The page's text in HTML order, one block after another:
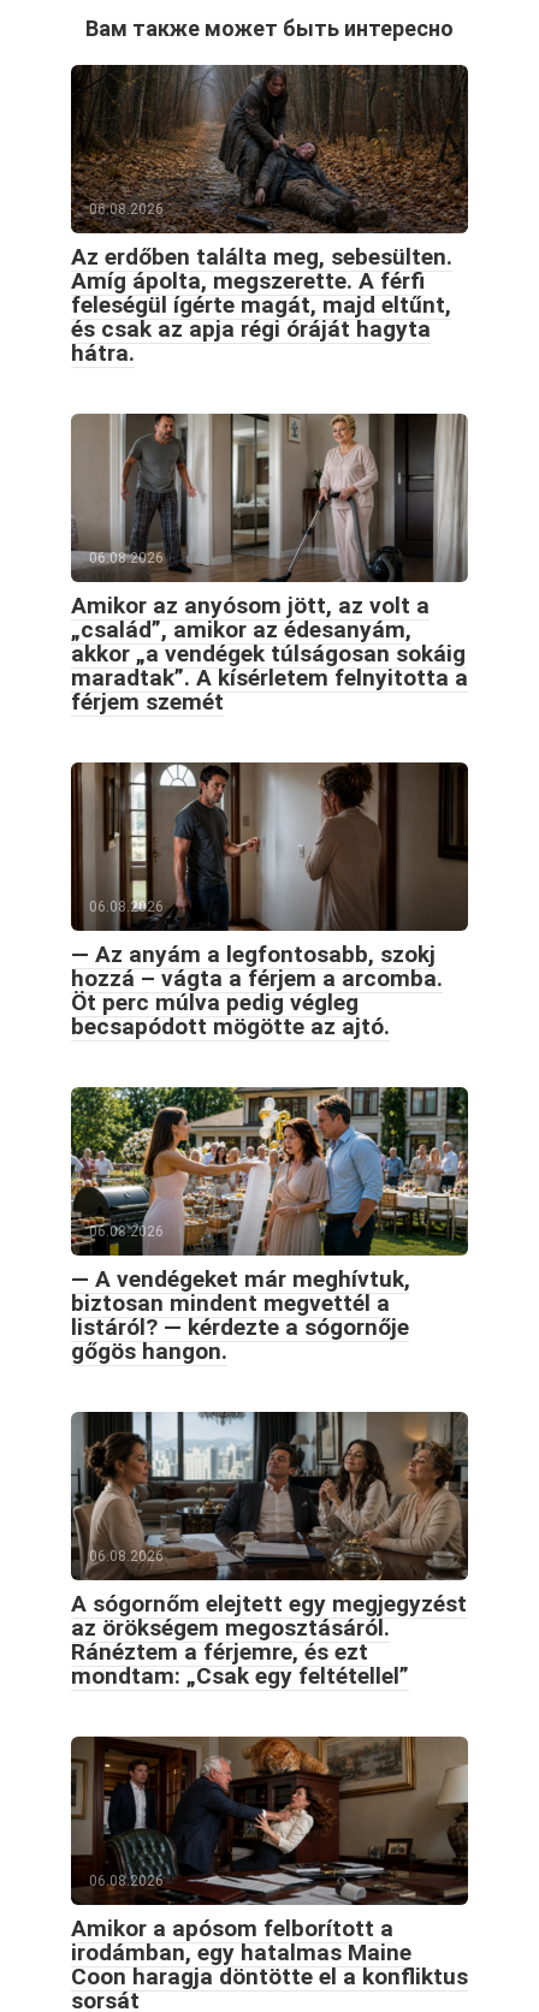
Вам также может быть интересно
06.08.2026
Az erdőben találta meg, sebesülten.
Amíg ápolta, megszerette. A férfi
feleségül ígérte magát, majd eltűnt,
és csak az apja régi óráját hagyta
hátra.
06.08.2026
Amikor az anyósom jött, az volt a
„család”, amikor az édesanyám,
akkor „a vendégek túlságosan sokáig
maradtak”. A kísérletem felnyitotta a
férjem szemét
06.08.2026
— Az anyám a legfontosabb, szokj
hozzá – vágta a férjem a arcomba.
Öt perc múlva pedig végleg
becsapódott mögötte az ajtó.
06.08.2026
— A vendégeket már meghívtuk,
biztosan mindent megvettél a
listáról? — kérdezte a sógornője
gőgös hangon.
06.08.2026
A sógornőm elejtett egy megjegyzést
az örökségem megosztásáról.
Ránéztem a férjemre, és ezt
mondtam: „Csak egy feltétellel”
06.08.2026
Amikor a apósom felborított a
irodámban, egy hatalmas Maine
Coon haragja döntötte el a konfliktus
sorsát